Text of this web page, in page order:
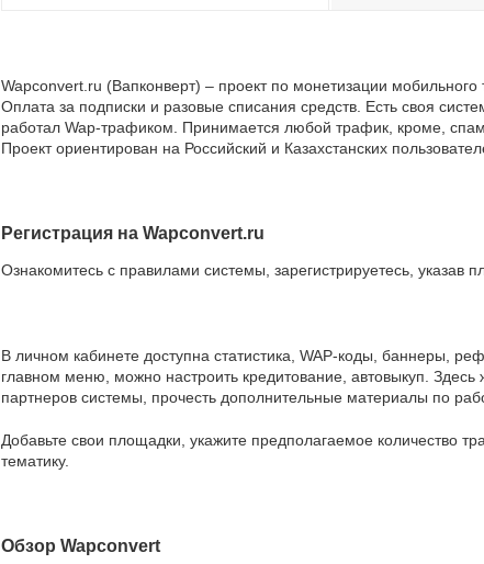
Wapconvert.ru (Вапконверт) – проект по монетизации
Оплата за подписки и разовые списания средств. Есть своя
работал Wap-трафиком. Принимается любой трафик, кроме,
Проект ориентирован на Российский и Казахстанских
Регистрация на Wapconvert.ru
Ознакомитесь с правилами системы, зарегистрируетесь, указав
В личном кабинете доступна статистика, WAP-коды, баннеры,
главном меню, можно настроить кредитование, автовыкуп.
партнеров системы, прочесть дополнительные материалы по
Добавьте свои площадки, укажите предполагаемое количество
тематику.
Обзор Wapconvert